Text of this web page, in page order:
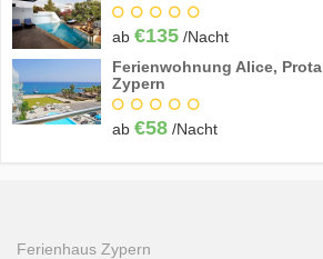
ab €135 /Nacht
Ferienwohnung Alice,
Zypern
ab €58 /Nacht
Ferienhaus Zypern